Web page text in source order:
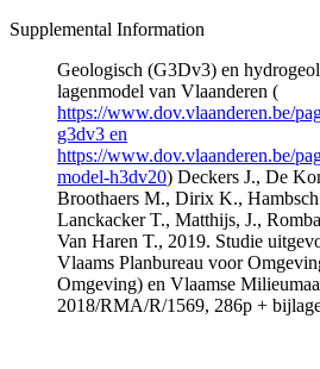
Supplemental Information
Geologisch (G3Dv3) en
lagenmodel van Vlaanderen (
https://www.dov.vlaanderen.be/
g3dv3 en
https://www.dov.vlaanderen.be/
model-h3dv20) Deckers J., De
Broothaers M., Dirix K.,
Lanckacker T., Matthijs, J.,
Van Haren T., 2019. Studie
Vlaams Planbureau voor
Omgeving) en Vlaamse
2018/RMA/R/1569, 286p +